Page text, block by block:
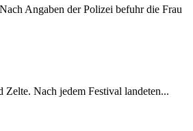
Angaben der Polizei befuhr die Frau
Nach jedem Festival landeten...